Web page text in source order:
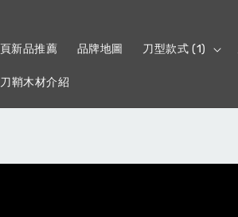
新品推薦 品牌地圖 刀型款式 (1)
鞘木材介紹